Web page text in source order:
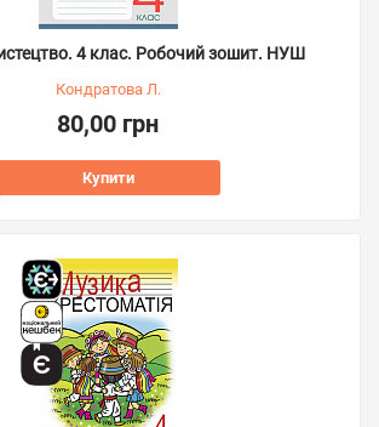
4 клас. Робочий зошит. НУШ
Кондратова Л.
80,00 грн
Купити